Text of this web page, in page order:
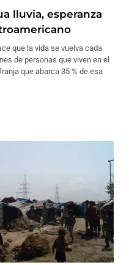
lluvia, esperanza
que la vida se vuelva cada
de personas que viven en el
que abarca 35 % de esa